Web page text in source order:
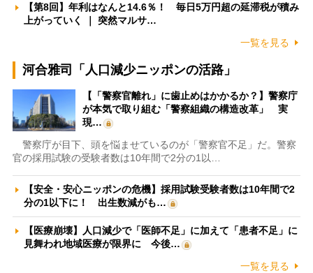
【第8回】年利はなんと14.6％！ 毎日5万円超の延滞税が積み
上がっていく ｜ 突然マルサ…
一覧を見る
河合雅司「人口減少ニッポンの活路」
【「警察官離れ」に歯止めはかかるか？】警察庁
が本気で取り組む「警察組織の構造改革」 実
現…
警察庁が目下、頭を悩ませているのが「警察官不足」だ。警察
官の採用試験の受験者数は10年間で2分の1以…
【安全・安心ニッポンの危機】採用試験受験者数は10年間で2
分の1以下に！ 出生数減がも…
【医療崩壊】人口減少で「医師不足」に加えて「患者不足」に
見舞われ地域医療が限界に 今後…
一覧を見る